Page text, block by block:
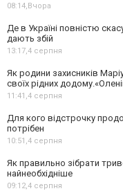
08:14,Вчора
Де в Україні повністю
дають збій
13:17,4 серпня
Як родини захисників
своїх рідних
11:41,4 серпня
Для кого відстрочку
потрібен
10:51,4 серпня
Як правильно зібрати
найнеобхідніше
09:12,4 серпня